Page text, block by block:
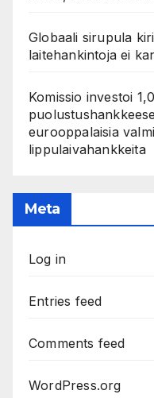
Globaali sirupula
laitehankintoja ei
Komissio investoi
eurooppalaisia
lippulaivahankkeita
Meta
Log in
Entries feed
Comments feed
WordPress.org